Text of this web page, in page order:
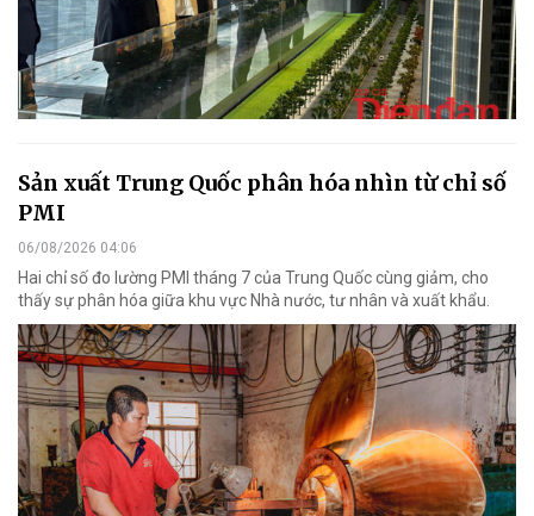
Sản xuất Trung Quốc phân hóa nhìn từ chỉ số
PMI
06/08/2026 04:06
Hai chỉ số đo lường PMI tháng 7 của Trung Quốc cùng giảm, cho
thấy sự phân hóa giữa khu vực Nhà nước, tư nhân và xuất khẩu.